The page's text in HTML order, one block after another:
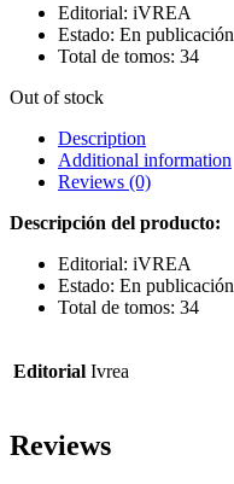
Editorial: iVREA
Estado: En publicación
Total de tomos: 34
Out of stock
Description
Additional information
Reviews (0)
Descripción del producto:
Editorial: iVREA
Estado: En publicación
Total de tomos: 34
Editorial Ivrea
Reviews